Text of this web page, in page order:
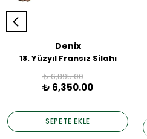
Denix
18. Yüzyıl Fransız Silahı
₺ 6,895.00
₺ 6,350.00
SEPETE EKLE